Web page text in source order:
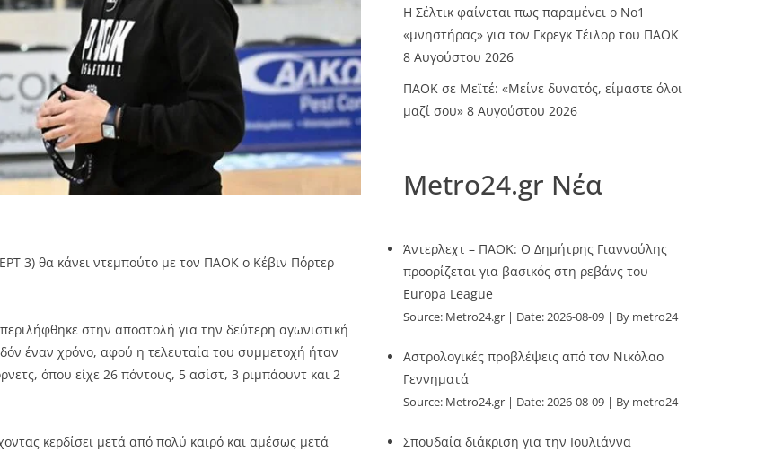
3) θα κάνει ντεμπούτο με τον ΠΑΟΚ ο Κέβιν Πόρτερ
στην αποστολή για την δεύτερη αγωνιστική
έναν χρόνο, αφού η τελευταία του συμμετοχή ήταν
όπου είχε 26 πόντους, 5 ασίστ, 3 ριμπάουντ και 2
κερδίσει μετά από πολύ καιρό και αμέσως μετά
Η Σέλτικ φαίνεται πως παραμένει ο Νο1
«μνηστήρας» για τον Γκρεγκ Τέιλορ του ΠΑΟΚ
8 Αυγούστου 2026
ΠΑΟΚ σε Μεϊτέ: «Μείνε δυνατός, είμαστε όλοι
μαζί σου» 8 Αυγούστου 2026
Metro24.gr Νέα
Άντερλεχτ – ΠΑΟΚ: Ο Δημήτρης Γιαννούλης
προορίζεται για βασικός στη ρεβάνς του
Europa League
Source: Metro24.gr Date: 2026-08-09 By metro24
Αστρολογικές προβλέψεις από τον Νικόλαο
Γεννηματά
Source: Metro24.gr Date: 2026-08-09 By metro24
Σπουδαία διάκριση για την Ιουλιάννα